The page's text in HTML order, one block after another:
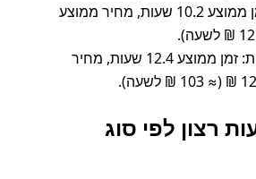
מעבורת: זמן ממוצע 10.2 שעות, מחיר ממוצע
הסעה פרטית: זמן ממוצע 12.4 שעות, מחיר
רצון לפי סוג